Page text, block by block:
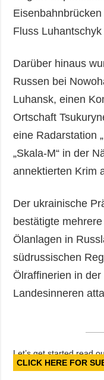
Fluss
Darüber hinaus
Russen bei
Luhansk, einen
Ortschaft
eine Radarstation
„Skala-M“ in der
annektierten Krim
Der ukrainische
bestätigte
Ölanlagen in
südrussischen
Ölraffinerien in
Landesinneren
Let’s get started read
CLICK HERE FOR